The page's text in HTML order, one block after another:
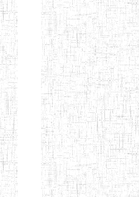
ENI
Chercher:
Effacer les filtres
Denomination
Type